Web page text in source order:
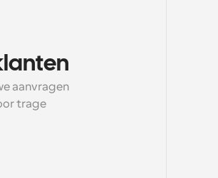
aanvragen
trage